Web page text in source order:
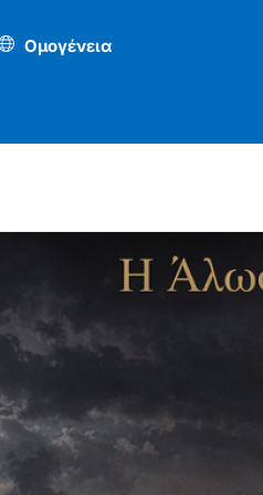
Ομογένεια